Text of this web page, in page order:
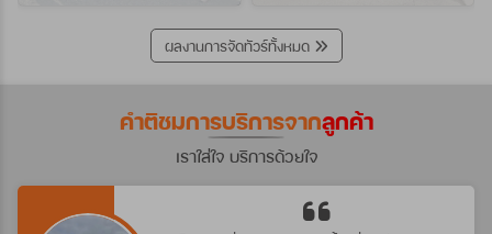
ผลงานการจัดทัวร์ทั้งหมด
คำติชมการบริการจากลูกค้า
เราใส่ใจ บริการด้วยใจ